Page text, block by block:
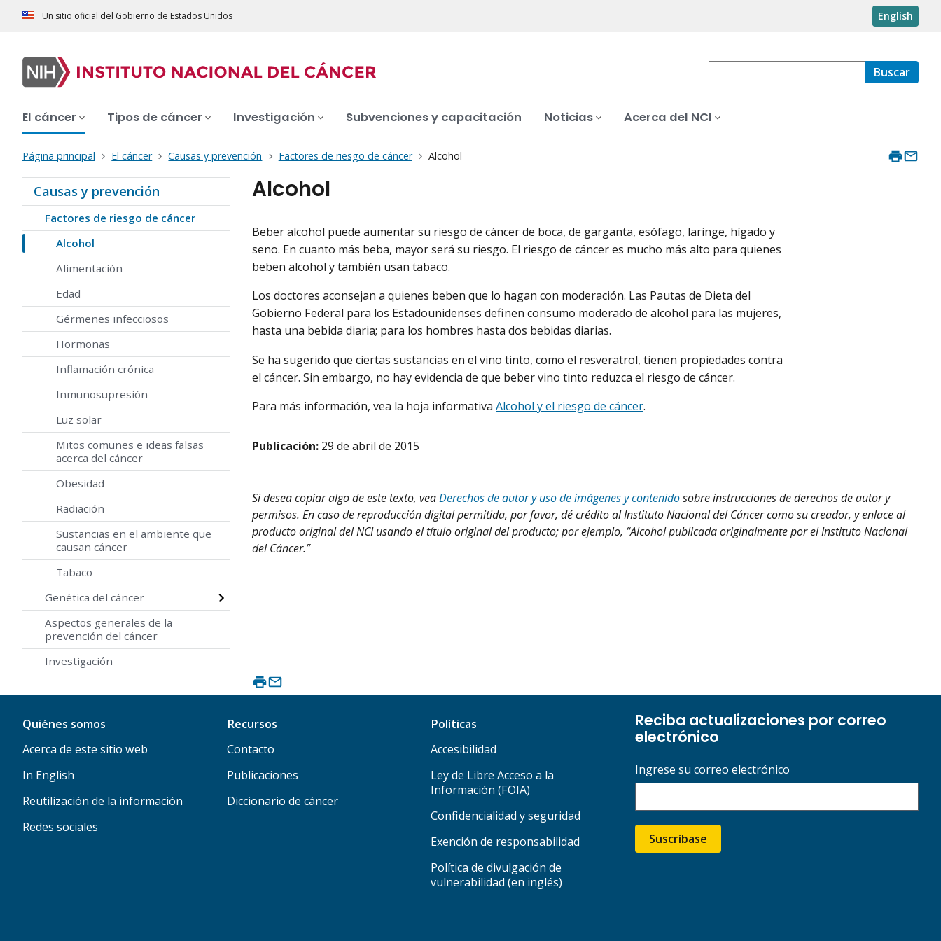
Un sitio oficial del Gobierno de Estados Unidos English
Buscar
El cáncer Tipos de cáncer Investigación Subvenciones y capacitación Noticias Acerca del NCI
Página principal El cáncer Causas y prevención Factores de riesgo de cáncer Alcohol
Causas y prevención
Factores de riesgo de cáncer
Alcohol
Alimentación
Edad
Gérmenes infecciosos
Hormonas
Inflamación crónica
Inmunosupresión
Luz solar
Mitos comunes e ideas falsas
acerca del cáncer
Obesidad
Radiación
Sustancias en el ambiente que
causan cáncer
Tabaco
Genética del cáncer
Aspectos generales de la
prevención del cáncer
Investigación
Alcohol
Beber alcohol puede aumentar su riesgo de cáncer de boca, de garganta, esófago, laringe, hígado y
seno. En cuanto más beba, mayor será su riesgo. El riesgo de cáncer es mucho más alto para quienes
beben alcohol y también usan tabaco.
Los doctores aconsejan a quienes beben que lo hagan con moderación. Las Pautas de Dieta del
Gobierno Federal para los Estadounidenses definen consumo moderado de alcohol para las mujeres,
hasta una bebida diaria; para los hombres hasta dos bebidas diarias.
Se ha sugerido que ciertas sustancias en el vino tinto, como el resveratrol, tienen propiedades contra
el cáncer. Sin embargo, no hay evidencia de que beber vino tinto reduzca el riesgo de cáncer.
Para más información, vea la hoja informativa Alcohol y el riesgo de cáncer.
Publicación: 29 de abril de 2015
Si desea copiar algo de este texto, veaDerechos de autor y uso de imágenes y contenidosobre instrucciones de derechos de autor y
permisos. En caso de reproducción digital permitida, por favor, dé crédito al Instituto Nacional del Cáncer como su creador, y enlace al
producto original del NCI usando el título original del producto; por ejemplo, “Alcohol publicada originalmente por el Instituto Nacional
del Cáncer.”
Quiénes somos
Acerca de este sitio web
In English
Reutilización de la información
Redes sociales
Recursos
Contacto
Publicaciones
Diccionario de cáncer
Políticas
Accesibilidad
Ley de Libre Acceso a la
Información (FOIA)
Confidencialidad y seguridad
Exención de responsabilidad
Política de divulgación de
vulnerabilidad (en inglés)
Reciba actualizaciones por correo
electrónico
Ingrese su correo electrónico
Suscríbase